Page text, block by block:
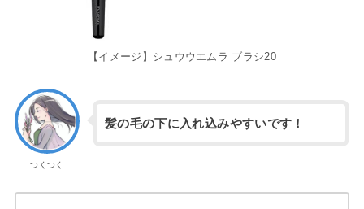
【イメージ】シュウウエムラ ブラシ20
つくつく
髪の毛の下に入れ込みやすいです！